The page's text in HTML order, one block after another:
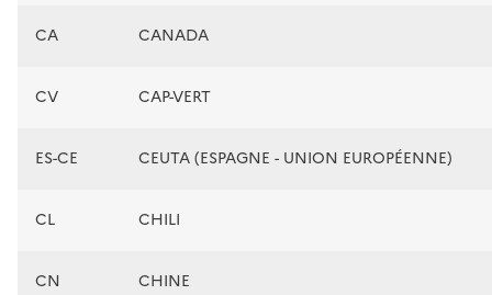
CA CANADA
CV CAP-VERT
ES-CE CEUTA (ESPAGNE - UNION EUROPÉENNE)
CL CHILI
CN CHINE